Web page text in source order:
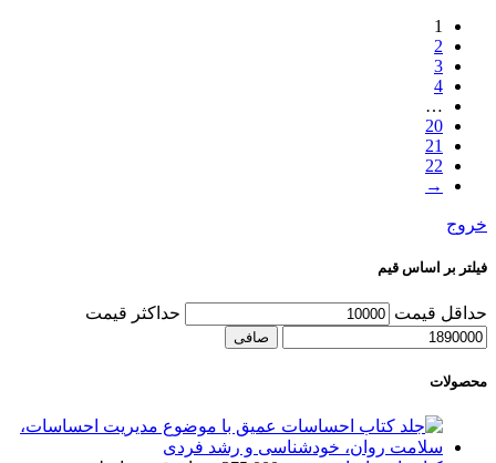
1
2
3
4
…
20
21
22
→
خروج
فیلتر بر اساس قیم
حداقل قیمت حداكثر قيمت
صافی
محصولات